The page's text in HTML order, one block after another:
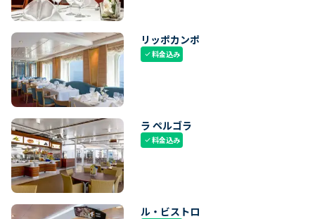
リッポカンポ
check料金込み
ラ ペルゴラ
check料金込み
ル・ビストロ